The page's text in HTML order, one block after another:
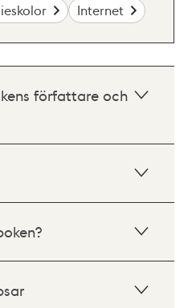
Internet
författare och